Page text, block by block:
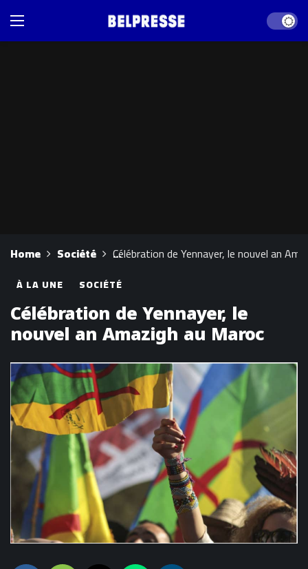
Dark
Home Société Célébration de Yennayer, le nouvel an
À LA UNE SOCIÉTÉ
Célébration de Yennayer, le
nouvel an Amazigh au Maroc